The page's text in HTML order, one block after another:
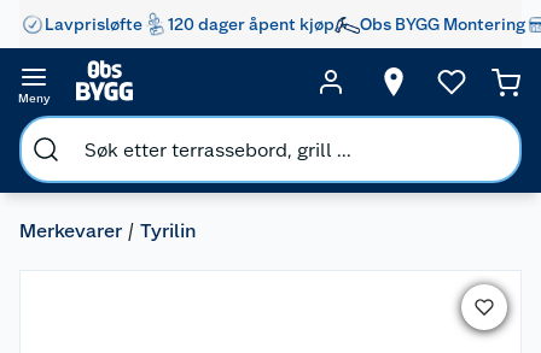
Lavprisløfte 120 dager åpent kjøp Obs BYGG Montering
Meny
Merkevarer Tyrilin